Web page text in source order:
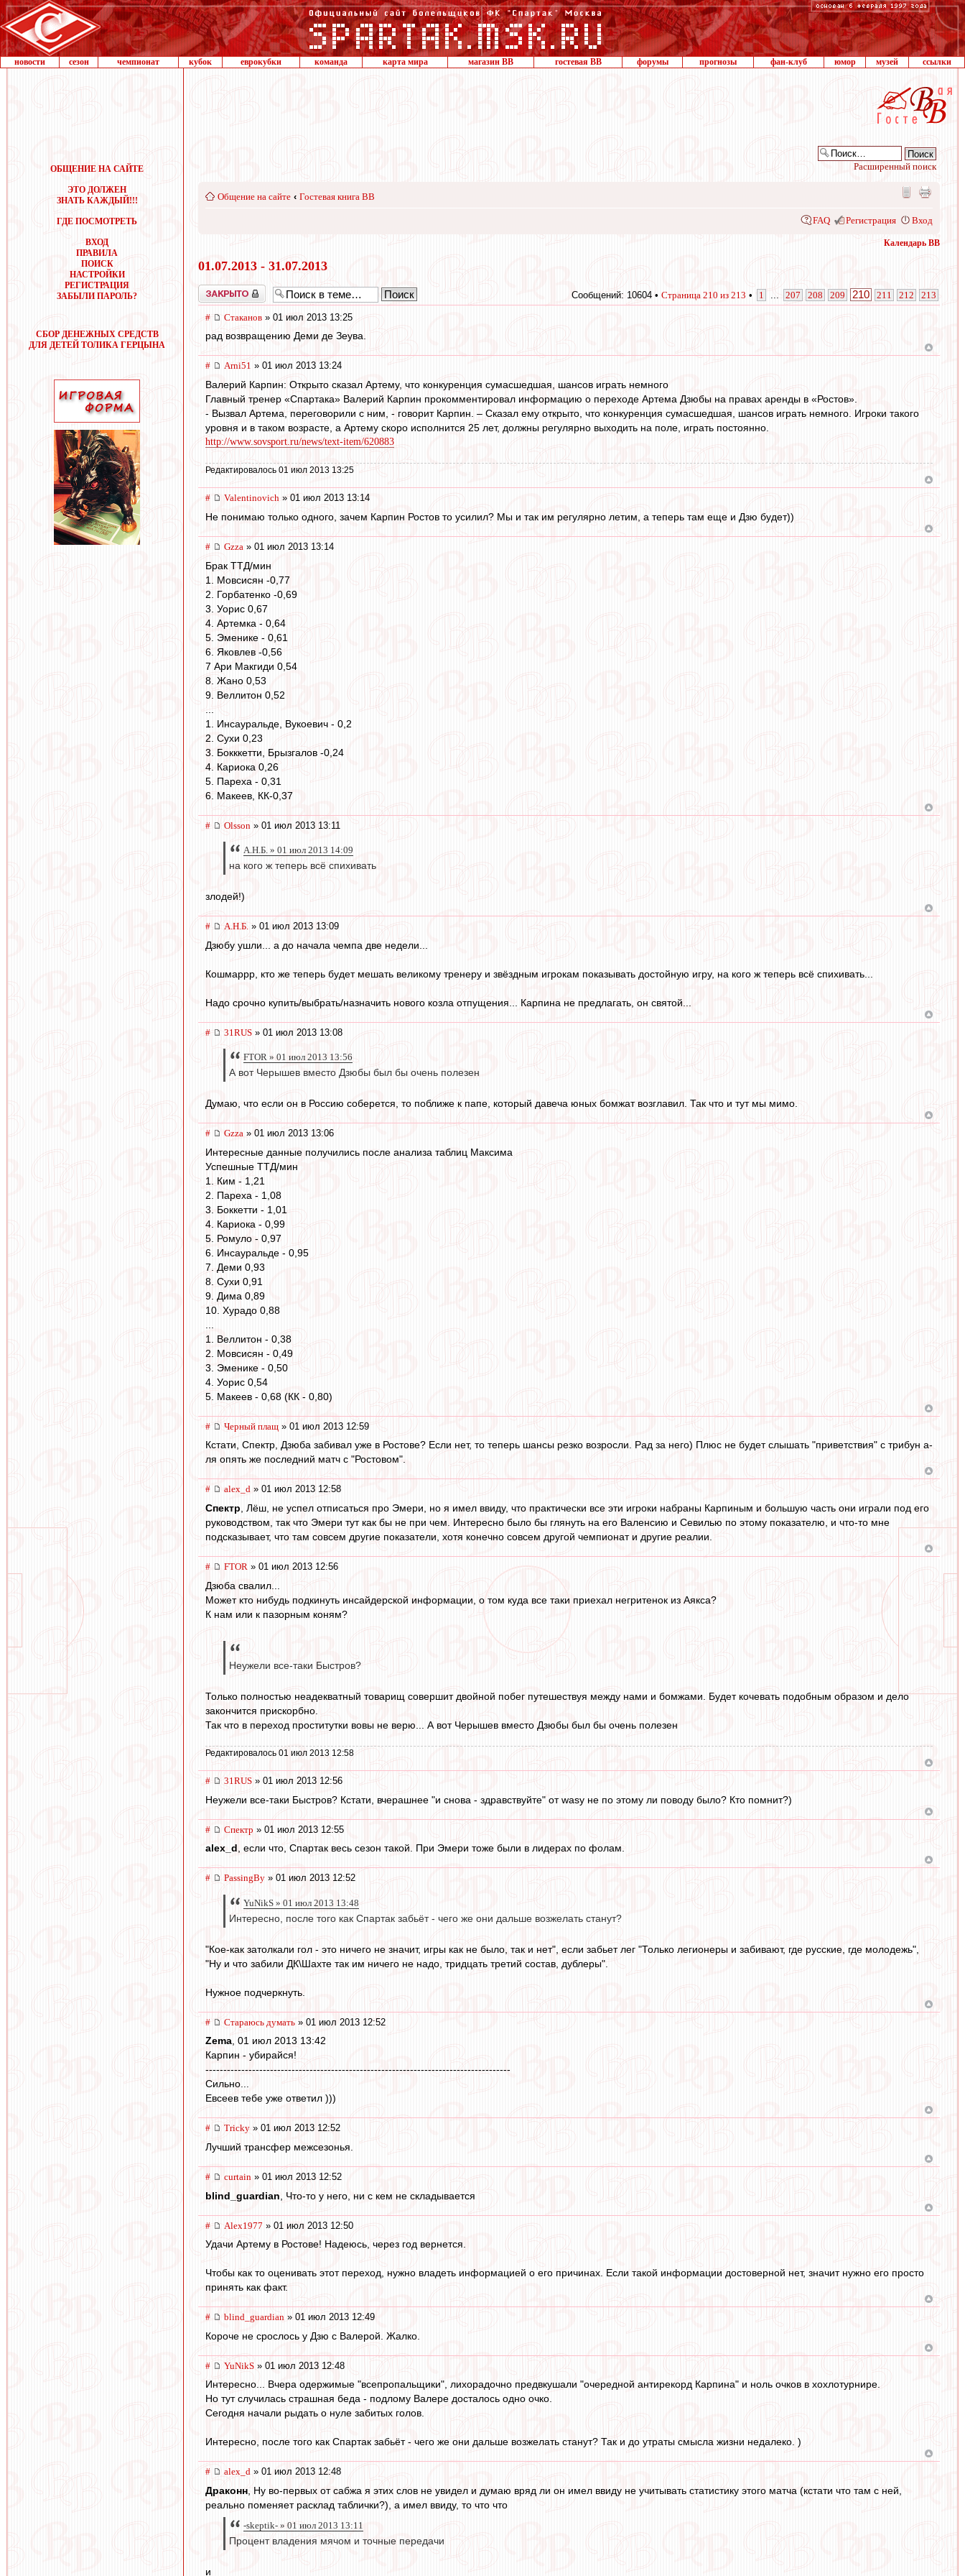
новости сезон чемпионат кубок еврокубки команда карта мира магазин ВВ гостевая ВВ форумы прогнозы фан-клуб юмор музей ссылки
ОБЩЕНИЕ НА САЙТЕ
ЭТО ДОЛЖЕН
ЗНАТЬ КАЖДЫЙ!!!
ГДЕ ПОСМОТРЕТЬ
ВХОД
ПРАВИЛА
ПОИСК
НАСТРОЙКИ
РЕГИСТРАЦИЯ
ЗАБЫЛИ ПАРОЛЬ?
СБОР ДЕНЕЖНЫХ СРЕДСТВ
ДЛЯ ДЕТЕЙ ТОЛИКА ГЕРЦЫНА
Расширенный поиск
Общение на сайте ‹ Гостевая книга ВВ
FAQ Регистрация Вход
Календарь ВВ
01.07.2013 - 31.07.2013
Закрыто Сообщений: 10604 • Страница 210 из 213 • 1 207 208 209 210 211 212 213
# Cтаканов » 01 июл 2013 13:25
рад возвращению Деми де Зеува.
# Arni51 » 01 июл 2013 13:24
Валерий Карпин: Открыто сказал Артему, что конкуренция сумасшедшая, шансов играть немного
Главный тренер «Спартака» Валерий Карпин прокомментировал информацию о переходе Артема Дзюбы на правах аренды в «Ростов».
- Вызвал Артема, переговорили с ним, - говорит Карпин. – Сказал ему открыто, что конкуренция сумасшедшая, шансов играть немного. Игроки такого
уровня и в таком возрасте, а Артему скоро исполнится 25 лет, должны регулярно выходить на поле, играть постоянно.
http://www.sovsport.ru/news/text-item/620883
Редактировалось 01 июл 2013 13:25
# Valentinovich » 01 июл 2013 13:14
Не понимаю только одного, зачем Карпин Ростов то усилил? Мы и так им регулярно летим, а теперь там еще и Дзю будет))
# Gzza » 01 июл 2013 13:14
Брак ТТД/мин
1. Мовсисян -0,77
2. Горбатенко -0,69
3. Уорис 0,67
4. Артемка - 0,64
5. Эменике - 0,61
6. Яковлев -0,56
7 Ари Макгиди 0,54
8. Жано 0,53
9. Веллитон 0,52
1. Инсауральде, Вукоевич - 0,2
2. Сухи 0,23
3. Бокккетти, Брызгалов -0,24
4. Кариока 0,26
5. Пареха - 0,31
6. Макеев, КК-0,37
# Olsson » 01 июл 2013 13:11
А.Н.Б. » 01 июл 2013 14:09
на кого ж теперь всё спихивать
злодей!)
# А.Н.Б. » 01 июл 2013 13:09
Дзюбу ушли... а до начала чемпа две недели...
Кошмаррр, кто же теперь будет мешать великому тренеру и звёздным игрокам показывать достойную игру, на кого ж теперь всё спихивать...
Надо срочно купить/выбрать/назначить нового козла отпущения... Карпина не предлагать, он святой...
# 31RUS » 01 июл 2013 13:08
FTOR » 01 июл 2013 13:56
А вот Черышев вместо Дзюбы был бы очень полезен
Думаю, что если он в Россию соберется, то поближе к папе, который давеча юных бомжат возглавил. Так что и тут мы мимо.
# Gzza » 01 июл 2013 13:06
Интересные данные получились после анализа таблиц Максима
Успешные ТТД/мин
1. Ким - 1,21
2. Пареха - 1,08
3. Боккетти - 1,01
4. Кариока - 0,99
5. Ромуло - 0,97
6. Инсауральде - 0,95
7. Деми 0,93
8. Сухи 0,91
9. Дима 0,89
10. Хурадо 0,88
1. Веллитон - 0,38
2. Мовсисян - 0,49
3. Эменике - 0,50
4. Уорис 0,54
5. Макеев - 0,68 (КК - 0,80)
# Черный плащ » 01 июл 2013 12:59
Кстати, Спектр, Дзюба забивал уже в Ростове? Если нет, то теперь шансы резко возросли. Рад за него) Плюс не будет слышать "приветствия" с трибун а-
ля опять же последний матч с "Ростовом".
# alex_d » 01 июл 2013 12:58
Спектр , Лёш, не успел отписаться про Эмери, но я имел ввиду, что практически все эти игроки набраны Карпиным и большую часть они играли под его
руководством, так что Эмери тут как бы не при чем. Интересно было бы глянуть на его Валенсию и Севилью по этому показателю, и что-то мне
подсказывает, что там совсем другие показатели, хотя конечно совсем другой чемпионат и другие реалии.
# FTOR » 01 июл 2013 12:56
Дзюба свалил...
Может кто нибудь подкинуть инсайдерской информации, о том куда все таки приехал негритенок из Аякса?
К нам или к пазорным коням?
Неужели все-таки Быстров?
Только полностью неадекватный товарищ совершит двойной побег путешествуя между нами и бомжами. Будет кочевать подобным образом и дело
закончится прискорбно.
Так что в переход проститутки вовы не верю... А вот Черышев вместо Дзюбы был бы очень полезен
Редактировалось 01 июл 2013 12:58
# 31RUS » 01 июл 2013 12:56
Неужели все-таки Быстров? Кстати, вчерашнее "и снова - здравствуйте" от wasy не по этому ли поводу было? Кто помнит?)
# Спектр » 01 июл 2013 12:55
alex_d , если что, Спартак весь сезон такой. При Эмери тоже были в лидерах по фолам.
# PassingBy » 01 июл 2013 12:52
YuNikS » 01 июл 2013 13:48
Интересно, после того как Спартак забьёт - чего же они дальше возжелать станут?
"Кое-как затолкали гол - это ничего не значит, игры как не было, так и нет", если забьет лег "Только легионеры и забивают, где русские, где молодежь",
"Ну и что забили ДК\Шахте так им ничего не надо, тридцать третий состав, дублеры".
Нужное подчеркнуть.
# Стараюсь думать » 01 июл 2013 12:52
Zema, 01 июл 2013 13:42
Карпин - убирайся!
-------------------------------------------------------------------------------------
Сильно...
Евсеев тебе уже ответил )))
# Tricky » 01 июл 2013 12:52
Лучший трансфер межсезонья.
# curtain » 01 июл 2013 12:52
blind_guardian , Что-то у него, ни с кем не складывается
# Alex1977 » 01 июл 2013 12:50
Удачи Артему в Ростове! Надеюсь, через год вернется.
Чтобы как то оценивать этот переход, нужно владеть информацией о его причинах. Если такой информации достоверной нет, значит нужно его просто
принять как факт.
# blind_guardian » 01 июл 2013 12:49
Короче не срослось у Дзю с Валерой. Жалко.
# YuNikS » 01 июл 2013 12:48
Интересно... Вчера одержимые "всепропальщики", лихорадочно предвкушали "очередной антирекорд Карпина" и ноль очков в хохлотурнире.
Но тут случилась страшная беда - подлому Валере досталось одно очко.
Сегодня начали рыдать о нуле забитых голов.
Интересно, после того как Спартак забьёт - чего же они дальше возжелать станут? Так и до утраты смысла жизни недалеко. )
# alex_d » 01 июл 2013 12:48
Драконн , Ну во-первых от сабжа я этих слов не увидел и думаю вряд ли он имел ввиду не учитывать статистику этого матча (кстати что там с ней,
реально поменяет расклад таблички?), а имел ввиду, то что что
-skeptik- » 01 июл 2013 13:11
Процент владения мячом и точные передачи
и